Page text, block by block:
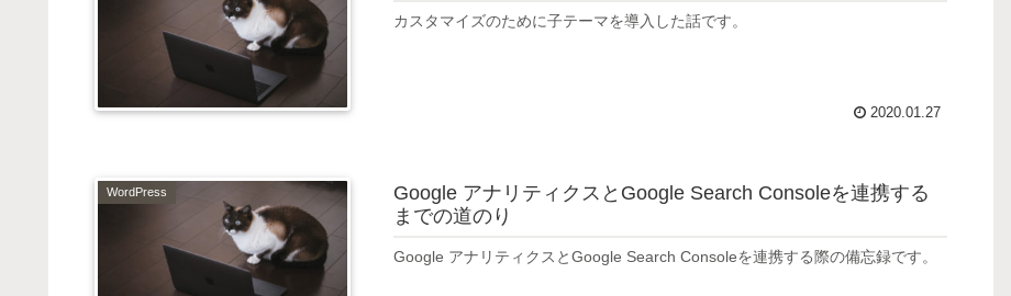
カスタマイズのために子テーマを導入した話です。
2020.01.27
WordPress
Google アナリティクスとGoogle Search Consoleを連携する
までの道のり
Google アナリティクスとGoogle Search Consoleを連携する際の備忘録です。